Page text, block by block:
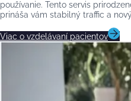
používanie. Tento servis
prináša vám stabilný traffic a
Viac o vzdelávaní pacientov